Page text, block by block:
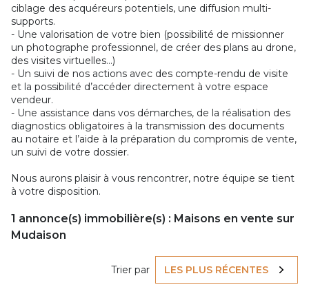
ciblage des acquéreurs potentiels, une diffusion multi-
supports.
- Une valorisation de votre bien (possibilité de missionner
un photographe professionnel, de créer des plans au drone,
des visites virtuelles…)
- Un suivi de nos actions avec des compte-rendu de visite
et la possibilité d’accéder directement à votre espace
vendeur.
- Une assistance dans vos démarches, de la réalisation des
diagnostics obligatoires à la transmission des documents
au notaire et l’aide à la préparation du compromis de vente,
un suivi de votre dossier.
Nous aurons plaisir à vous rencontrer, notre équipe se tient
à votre disposition.
1 annonce(s) immobilière(s) : Maisons en vente sur
Mudaison
Trier par LES PLUS RÉCENTES